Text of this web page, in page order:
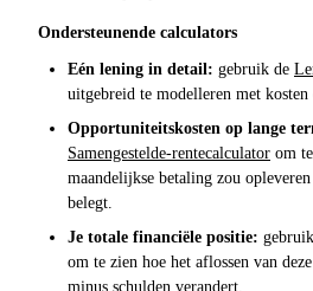
Ondersteunende calculators
Eén lening in detail: gebruik de
uitgebreid te modelleren met kosten
Opportuniteitskosten op lange
Samengestelde-rentecalculator om
maandelijkse betaling zou
belegt.
Je totale financiële positie:
om te zien hoe het aflossen van
minus schulden verandert.